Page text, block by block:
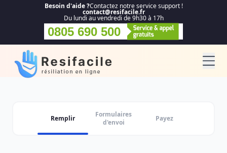
Besoin d'aide ?Contactez notre service support !
contact@resifacile.fr
Du lundi au vendredi de 9h30 à 17h
0805 690 500
Remplir
Formulaires
d'envoi
Payez